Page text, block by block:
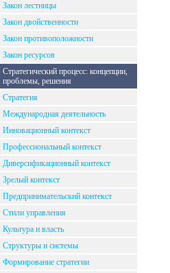
Закон лестницы
Закон двойственности
Закон противоположности
Закон ресурсов
Стратегический процесс: концепции,
проблемы, решения
Стратегия
Международная деятельность
Инновационный контекст
Профессиональный контекст
Диверсификационный контекст
Зрелый контекст
Предпринимательский контекст
Стили управления
Культура и власть
Структуры и системы
Формирование стратегии